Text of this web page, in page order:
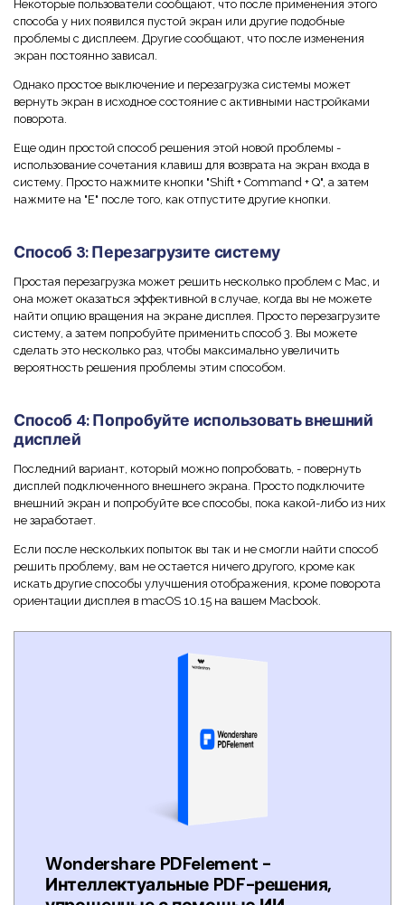
Некоторые пользователи сообщают, что после применения этого
способа у них появился пустой экран или другие подобные
проблемы с дисплеем. Другие сообщают, что после изменения
экран постоянно зависал.
Однако простое выключение и перезагрузка системы может
вернуть экран в исходное состояние с активными настройками
поворота.
Еще один простой способ решения этой новой проблемы -
использование сочетания клавиш для возврата на экран входа в
систему. Просто нажмите кнопки "Shift + Command + Q", а затем
нажмите на "E" после того, как отпустите другие кнопки.
Способ 3: Перезагрузите систему
Простая перезагрузка может решить несколько проблем с Mac, и
она может оказаться эффективной в случае, когда вы не можете
найти опцию вращения на экране дисплея. Просто перезагрузите
систему, а затем попробуйте применить способ 3. Вы можете
сделать это несколько раз, чтобы максимально увеличить
вероятность решения проблемы этим способом.
Способ 4: Попробуйте использовать внешний
дисплей
Последний вариант, который можно попробовать, - повернуть
дисплей подключенного внешнего экрана. Просто подключите
внешний экран и попробуйте все способы, пока какой-либо из них
не заработает.
Если после нескольких попыток вы так и не смогли найти способ
решить проблему, вам не остается ничего другого, кроме как
искать другие способы улучшения отображения, кроме поворота
ориентации дисплея в macOS 10.15 на вашем Macbook.
Wondershare PDFelement -
Интеллектуальные PDF-решения,